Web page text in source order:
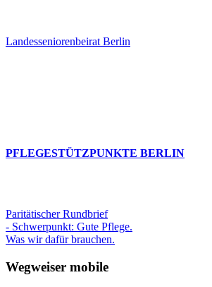
Landesseniorenbeirat Berlin
PFLEGESTÜTZPUNKTE BERLIN
Paritätischer Rundbrief
- Schwerpunkt: Gute Pflege.
Was wir dafür brauchen.
Wegweiser mobile